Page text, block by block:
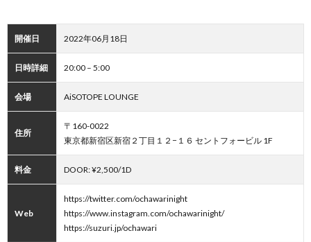
開催日 2022年06月18日
日時詳細 20:00 – 5:00
会場 AiSOTOPE LOUNGE
住所
〒160-0022
東京都新宿区新宿２丁目１２−１６ セントフォービル 1F
料金 DOOR: ¥2,500/1D
Web
https://twitter.com/ochawarinight
https://www.instagram.com/ochawarinight/
https://suzuri.jp/ochawari